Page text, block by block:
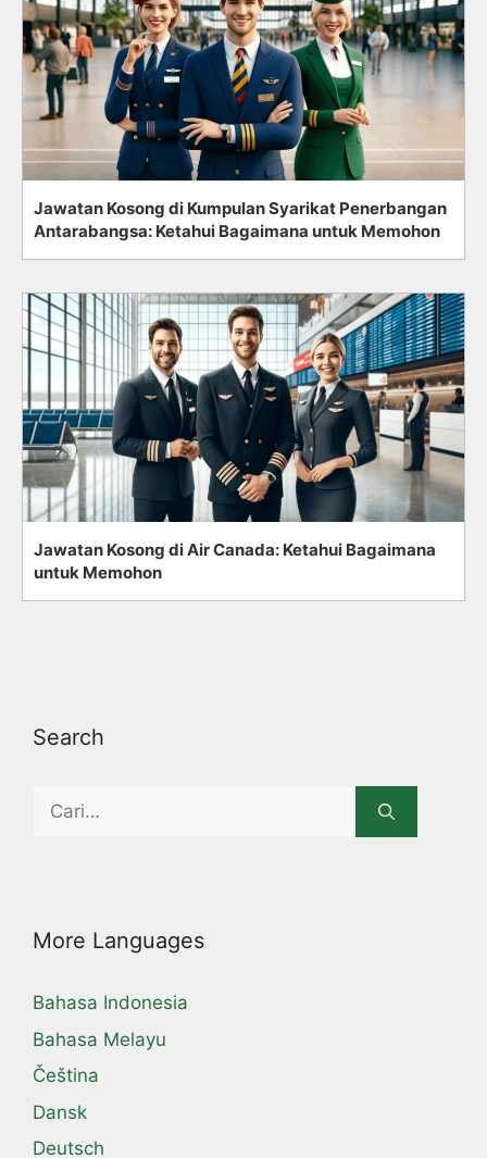
Jawatan Kosong di Kumpulan Syarikat Penerbangan
Antarabangsa: Ketahui Bagaimana untuk Memohon
Jawatan Kosong di Air Canada: Ketahui Bagaimana
untuk Memohon
Search
Search
More Languages
Bahasa Indonesia
Bahasa Melayu
Čeština
Dansk
Deutsch